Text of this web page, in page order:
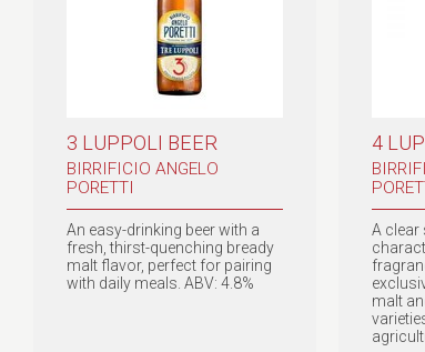
3 LUPPOLI BEER
BIRRIFICIO ANGELO
PORETTI
An easy-drinking beer with a
fresh, thirst-quenching bready
malt flavor, perfect for pairing
with daily meals. ABV: 4.8%
4
A clear
malt